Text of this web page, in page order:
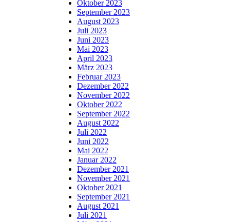
Oktober 2023
September 2023
August 2023
Juli 2023
Juni 2023
Mai 2023
April 2023
März 2023
Februar 2023
Dezember 2022
November 2022
Oktober 2022
September 2022
August 2022
Juli 2022
Juni 2022
Mai 2022
Januar 2022
Dezember 2021
November 2021
Oktober 2021
September 2021
August 2021
Juli 2021